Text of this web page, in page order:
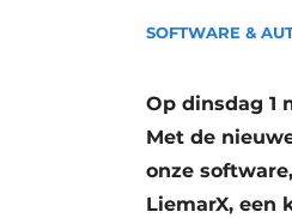
Privacy
Video’s
SOFTWARE &
Op dinsdag 1
Met de
onze
LiemarX, een